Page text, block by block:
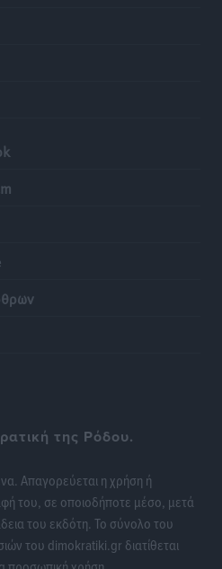
της Ρόδου.
Απαγορεύεται η χρήση ή
του, σε οποιοδήποτε μέσο, μετά
του εκδότη. Το σύνολο του
του dimokratiki.gr διατίθεται